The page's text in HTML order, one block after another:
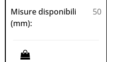
Misure disponibili
(mm):
50
Quantità